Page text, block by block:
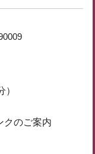
クのご案内